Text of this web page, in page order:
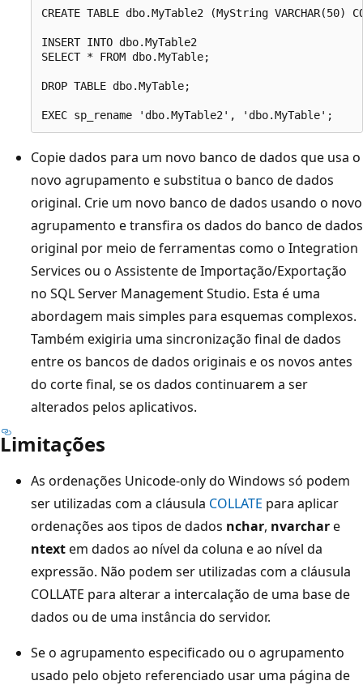
CREATE TABLE dbo.MyTable2 (MyString VARCHAR(50)
INSERT INTO dbo.MyTable2
SELECT * FROM dbo.MyTable;
DROP TABLE dbo.MyTable;
Copie dados para um novo banco de dados que usa o
novo agrupamento e substitua o banco de dados
original. Crie um novo banco de dados usando o novo
agrupamento e transfira os dados do banco de dados
original por meio de ferramentas como o Integration
Services ou o Assistente de Importação/Exportação
no SQL Server Management Studio. Esta é uma
abordagem mais simples para esquemas complexos.
Também exigiria uma sincronização final de dados
entre os bancos de dados originais e os novos antes
do corte final, se os dados continuarem a ser
alterados pelos aplicativos.
Limitações
As ordenações Unicode-only do Windows só podem
ser utilizadas com a cláusula COLLATE para aplicar
ordenações aos tipos de dados nchar, nvarchare
ntextem dados ao nível da coluna e ao nível da
expressão. Não podem ser utilizadas com a cláusula
COLLATE para alterar a intercalação de uma base de
dados ou de uma instância do servidor.
Se o agrupamento especificado ou o agrupamento
usado pelo objeto referenciado usar uma página de